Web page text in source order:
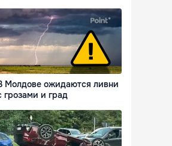
Молдове ожидаются ливни
грозами и град